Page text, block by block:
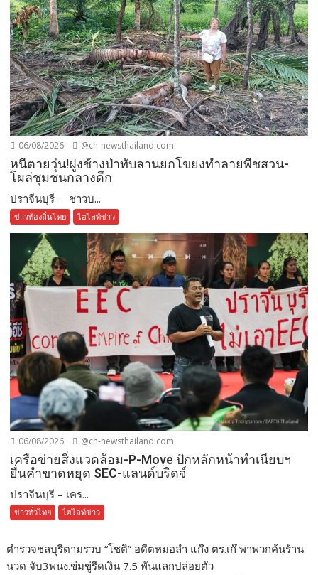
06/08/2026 @ch-newsthailand.com
หนีตายวุ่น!ฝูงช้างป่าทับลานยกโขยงทำลายพืชสวน-
โผล่ชุมชนกลางดึก
ปราจีนบุรี —ชาวบ...
ข่าวท้องถิ่นไทย ไฮไลท์ข่าว
06/08/2026 @ch-newsthailand.com
เครือข่ายสิ่งแวดล้อม-P-Move ปักหลักหน้าทำเนียบฯ
ยื่นคำขาดหยุด SEC-แลนด์บริดจ์
ปราจีนบุรี – เคร...
ข่าวทั่วไทย ไฮไลท์ข่าว
ตำรวจชลบุรีตามรวบ “โชติ” อดีตหมอลำ แก๊ง ตร.เก๊ พาพวกค้นร้าน
นวด จับ3พนง.ข่มขู่รีดเงิน 7.5 พันแลกปล่อยตัว